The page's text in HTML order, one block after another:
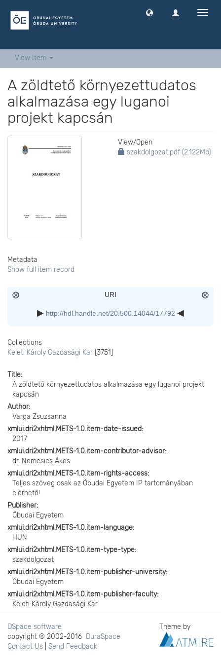
View Item
A zöldtető környezettudatos
alkalmazása egy luganoi
projekt kapcsán
View/Open
szakdolgozat.pdf (2.122Mb)
Metadata
Show full item record
URI
http://hdl.handle.net/20.500.14044/17792
Collections
Keleti Károly Gazdasági Kar [3751]
Title
A zöldtető környezettudatos alkalmazása egy luganoi projekt
kapcsán
Author
Varga Zsuzsanna
xmlui.dri2xhtml.METS-1.0.item-date-issued
2017
xmlui.dri2xhtml.METS-1.0.item-contributor-advisor
dr. Nemcsics Ákos
xmlui.dri2xhtml.METS-1.0.item-rights-access
Teljes szöveg csak az Óbudai Egyetem IP tartományában
elérhető!
Publisher
Óbudai Egyetem
xmlui.dri2xhtml.METS-1.0.item-language
HUN
xmlui.dri2xhtml.METS-1.0.item-type-type
szakdolgozat
xmlui.dri2xhtml.METS-1.0.item-publisher-university
Óbudai Egyetem
xmlui.dri2xhtml.METS-1.0.item-publisher-faculty
Keleti Károly Gazdasági Kar
DSpace software
copyright © 2002-2016 DuraSpace
Contact Us
Send Feedback
Theme by